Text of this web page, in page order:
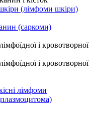
(лімфоми шкіри)
(саркоми)
і кровотворної
і кровотворної
лімфоми